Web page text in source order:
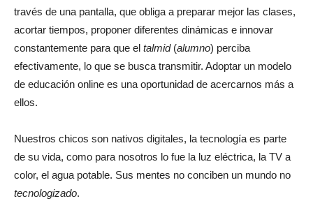
través de una pantalla, que obliga a preparar mejor las clases,
acortar tiempos, proponer diferentes dinámicas e innovar
constantemente para que el talmid (alumno) perciba
efectivamente, lo que se busca transmitir. Adoptar un modelo
de educación online es una oportunidad de acercarnos más a
ellos.
Nuestros chicos son nativos digitales, la tecnología es parte
de su vida, como para nosotros lo fue la luz eléctrica, la TV a
color, el agua potable. Sus mentes no conciben un mundo no
tecnologizado.